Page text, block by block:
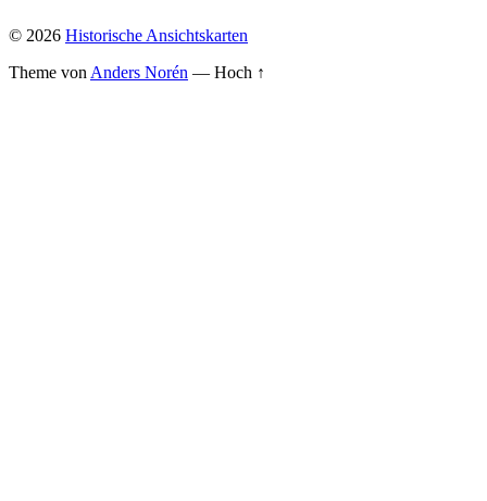
© 2026 Historische Ansichtskarten
Theme von Anders Norén — Hoch ↑